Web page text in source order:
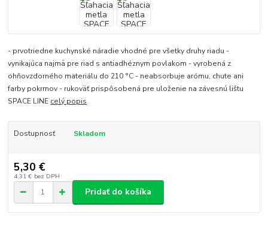
- prvotriedne kuchynské náradie vhodné pre všetky druhy riadu -
vynikajúca najmä pre riad s antiadhéznym povlakom - vyrobená z
ohňovzdorného materiálu do 210 °C - neabsorbuje arómu, chute ani
farby pokrmov - rukoväť prispôsobená pre uloženie na závesnú lištu
SPACE LINE celý popis
Dostupnosť Skladom
5,30 €
4,31 € bez DPH
Pridať do košíka